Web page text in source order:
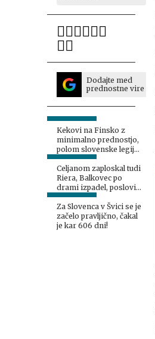
Dodajte med
prednostne vire
Kekovi na Finsko z
minimalno prednostjo,
polom slovenske legije
pri Twenteju
Celjanom zaploskal tudi
Riera, Balkovec po
drami izpadel, poslovil
se je tudi Janža
Za Slovenca v Švici se je
začelo pravljično, čakal
je kar 606 dni!